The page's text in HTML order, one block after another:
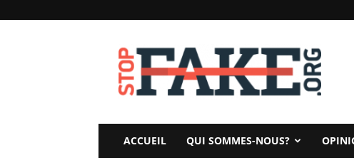
StopFake
ACCUEIL QUI SOMMES-NOUS?